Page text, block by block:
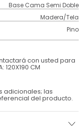
Base Cama Semi Doble
Madera/Tela
Pino
con usted para
120X190 CM
adicionales; las
del producto.